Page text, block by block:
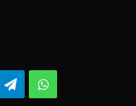
TelegramWhatsApp